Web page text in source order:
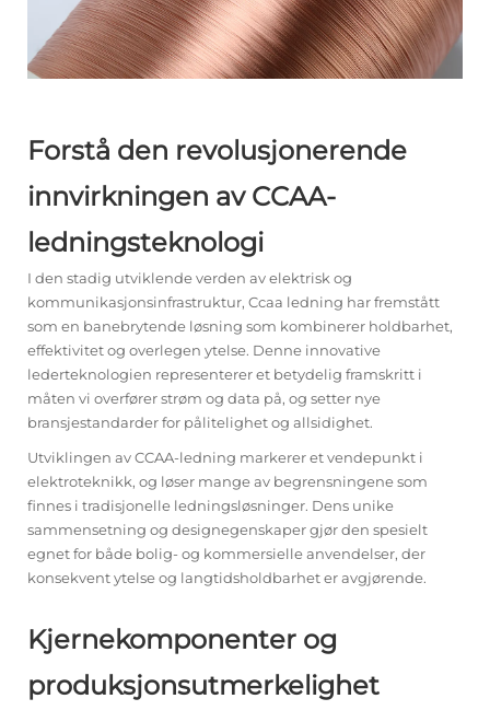
Forstå den revolusjonerende
innvirkningen av CCAA-
ledningsteknologi
I den stadig utviklende verden av elektrisk og
kommunikasjonsinfrastruktur, Ccaa ledning har fremstått
som en banebrytende løsning som kombinerer holdbarhet,
effektivitet og overlegen ytelse. Denne innovative
lederteknologien representerer et betydelig framskritt i
måten vi overfører strøm og data på, og setter nye
bransjestandarder for pålitelighet og allsidighet.
Utviklingen av CCAA-ledning markerer et vendepunkt i
elektroteknikk, og løser mange av begrensningene som
finnes i tradisjonelle ledningsløsninger. Dens unike
sammensetning og designegenskaper gjør den spesielt
egnet for både bolig- og kommersielle anvendelser, der
konsekvent ytelse og langtidsholdbarhet er avgjørende.
Kjernekomponenter og
produksjonsutmerkelighet